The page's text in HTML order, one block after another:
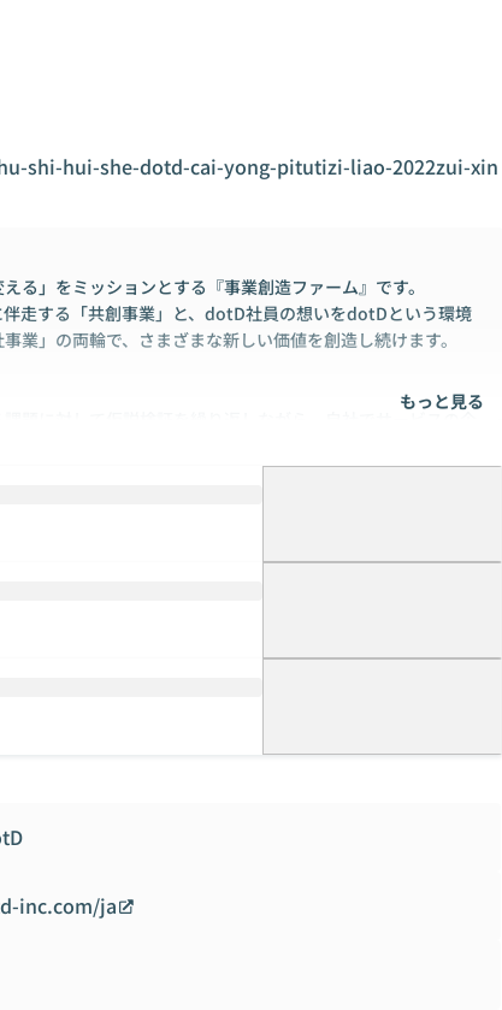
shi-hui-she-dotd-cai-yong-pitutizi-liao-2022zui-xin
る」をミッションとする『事業創造ファーム』です。
走する「共創事業」と、dotD社員の想いをdotDという環境
業」の両輪で、さまざまな新しい価値を創造し続けます。
ジー）、EdTech（エデュケーション x テクノロジー）、SAA
ていきます。
更にはセールス・マーケティングまで、真の一気通貫で事業
前」に変化をもたらす価値を創造し続けます。
、Accenture、NRIなどの大手IT企業から、Techベンチャー
で、これまで自主性を重んじるフラットな組織風土で仕事を
ト」として自由度の高い環境下で業務に取り組むことに意義
範囲でペース配分をしながら「自社事業」に携わることも
もっと見る
inc.com/ja